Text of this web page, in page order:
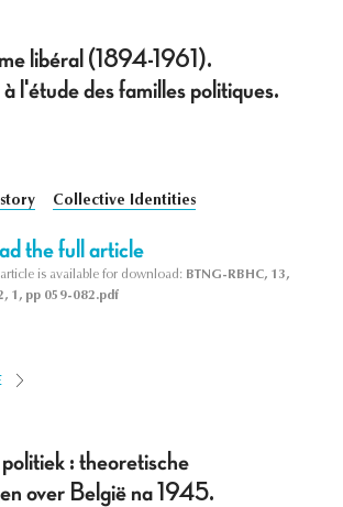
libéral (1894-1961).
l'étude des familles politiques.
Collective Identities
the full article
article is available for download: BTNG-RBHC, 13,
1, pp 059-082.pdf
: theoretische
over België na 1945.